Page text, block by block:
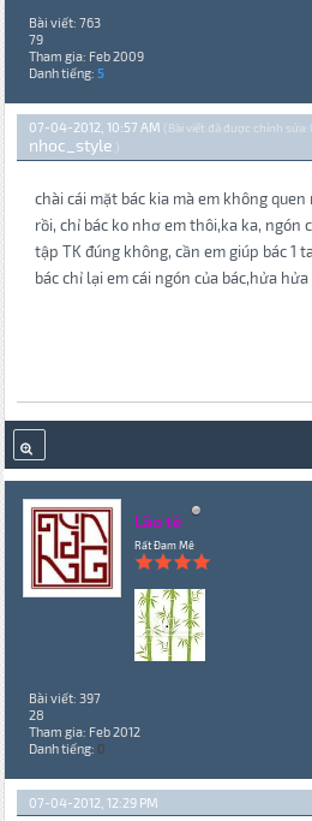
Bài viết: 763
79
Tham gia: Feb 2009
Danh tiếng: 5
07-04-2012, 10:57 AM (Bài viết đã được chỉnh
nhoc_style .)
chài cái mặt bác kia mà em không quen
rồi, chỉ bác ko nhơ em thôi,ka ka, ngón
tập TK đúng không, cần em giúp bác 1
bác chỉ lại em cái ngón của bác,hửa hửa
Lão tè
Rất Đam Mê
Bài viết: 397
28
Tham gia: Feb 2012
Danh tiếng: 0
07-04-2012, 12:29 PM